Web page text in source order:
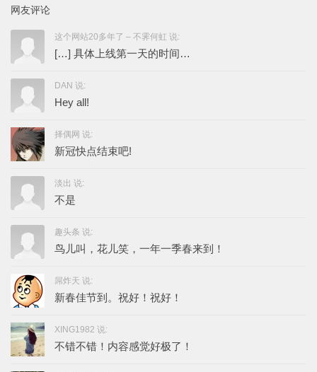
网友评论
这个网站20多年了 – 不霁何虹 说:
[…] 具体上线第一天的时间…
DAN 说:
Hey all!
择偶网 说:
新冠快点结束吧!
淡出 说:
不是
趣头条 说:
鸟儿叫，花儿笑，一年一季春来到！
屌炸天 说:
新春佳节到。祝好！祝好！
XING1982 说:
不错不错！内容感觉好极了！